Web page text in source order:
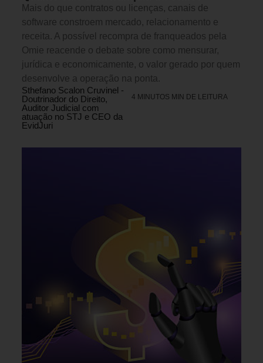
Mais do que contratos ou licenças, canais de
software constroem mercado, relacionamento e
receita. A possível recompra de franqueados pela
Omie reacende o debate sobre como mensurar,
jurídica e economicamente, o valor gerado por quem
desenvolve a operação na ponta.
Sthefano Scalon Cruvinel -
Doutrinador do Direito,
Auditor Judicial com
atuação no STJ e CEO da
EvidJuri
4 MINUTOS MIN DE LEITURA